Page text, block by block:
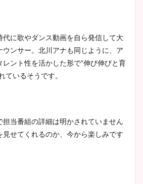
代に歌やダンス動画を自ら発信して大
ンサー。北川アナも同じように、ア
ント性を活かした形で”伸び伸びと育
ているそうです。
担当番組の詳細は明かされていません
せてくれるのか、今から楽しみです